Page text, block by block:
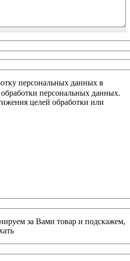
персональных данных в
персональных данных.
целей обработки или
за Вами товар и подскажем,